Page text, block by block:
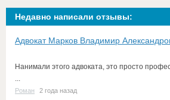
Недавно написали отзывы:
Адвокат Марков Владимир
Нанимали этого адвоката, это просто
...
Роман 2 года назад